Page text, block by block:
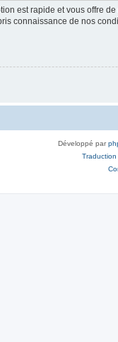
est rapide et vous offre
connaissance de nos
Développé par
Traduction